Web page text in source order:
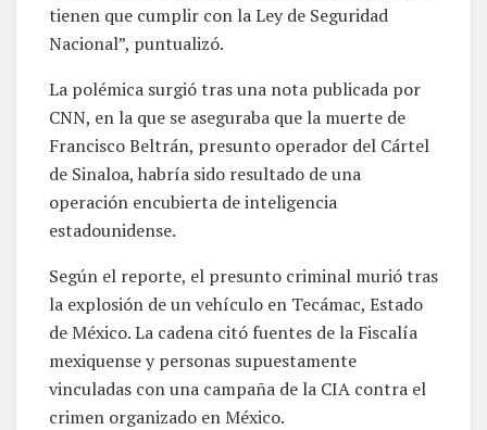
tienen que cumplir con la Ley de Seguridad
Nacional”, puntualizó.
La polémica surgió tras una nota publicada por
CNN, en la que se aseguraba que la muerte de
Francisco Beltrán, presunto operador del Cártel
de Sinaloa, habría sido resultado de una
operación encubierta de inteligencia
estadounidense.
Según el reporte, el presunto criminal murió tras
la explosión de un vehículo en Tecámac, Estado
de México. La cadena citó fuentes de la Fiscalía
mexiquense y personas supuestamente
vinculadas con una campaña de la CIA contra el
crimen organizado en México.